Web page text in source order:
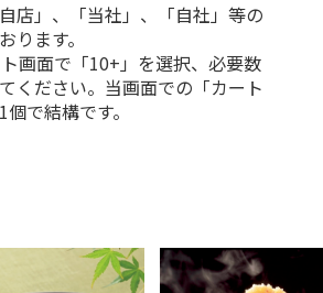
店」、「当社」、「自社」等の
ります。
画面で「10+」を選択、必要数
ください。当画面での「カート
で結構です。